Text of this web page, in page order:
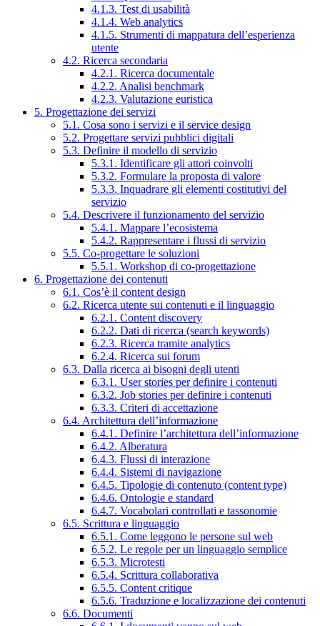
4.1.3. Test di usabilità
4.1.4. Web analytics
4.1.5. Strumenti di mappatura dell’esperienza
utente
4.2. Ricerca secondaria
4.2.1. Ricerca documentale
4.2.2. Analisi benchmark
4.2.3. Valutazione euristica
5. Progettazione dei servizi
5.1. Cosa sono i servizi e il service design
5.2. Progettare servizi pubblici digitali
5.3. Definire il modello di servizio
5.3.1. Identificare gli attori coinvolti
5.3.2. Formulare la proposta di valore
5.3.3. Inquadrare gli elementi costitutivi del
servizio
5.4. Descrivere il funzionamento del servizio
5.4.1. Mappare l’ecosistema
5.4.2. Rappresentare i flussi di servizio
5.5. Co-progettare le soluzioni
5.5.1. Workshop di co-progettazione
6. Progettazione dei contenuti
6.1. Cos’è il content design
6.2. Ricerca utente sui contenuti e il linguaggio
6.2.1. Content discovery
6.2.2. Dati di ricerca (search keywords)
6.2.3. Ricerca tramite analytics
6.2.4. Ricerca sui forum
6.3. Dalla ricerca ai bisogni degli utenti
6.3.1. User stories per definire i contenuti
6.3.2. Job stories per definire i contenuti
6.3.3. Criteri di accettazione
6.4. Architettura dell’informazione
6.4.1. Definire l’architettura dell’informazione
6.4.2. Alberatura
6.4.3. Flussi di interazione
6.4.4. Sistemi di navigazione
6.4.5. Tipologie di contenuto (content type)
6.4.6. Ontologie e standard
6.4.7. Vocabolari controllati e tassonomie
6.5. Scrittura e linguaggio
6.5.1. Come leggono le persone sul web
6.5.2. Le regole per un linguaggio semplice
6.5.3. Microtesti
6.5.4. Scrittura collaborativa
6.5.5. Content critique
6.5.6. Traduzione e localizzazione dei contenuti
6.6. Documenti